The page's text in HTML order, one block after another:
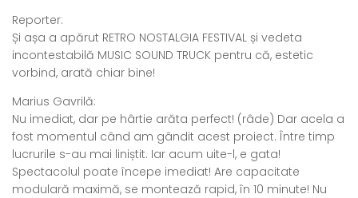
Reporter:
Și așa a apărut RETRO NOSTALGIA FESTIVAL și vedeta
incontestabilă MUSIC SOUND TRUCK pentru că, estetic
vorbind, arată chiar bine!
Marius Gavrilă:
Nu imediat, dar pe hârtie arăta perfect! (râde) Dar acela a
fost momentul când am gândit acest proiect. Între timp
lucrurile s-au mai liniștit. Iar acum uite-l, e gata!
Spectacolul poate începe imediat! Are capacitate
modulară maximă, se montează rapid, în 10 minute! Nu